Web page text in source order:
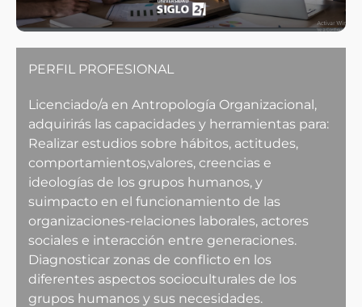
PERFIL PROFESIONAL
Licenciado/a en Antropología Organizacional,
adquirirás las capacidades y herramientas para:
Realizar estudios sobre hábitos, actitudes,
comportamientos,valores, creencias e
ideologías de los grupos humanos, y
suimpacto en el funcionamiento de las
organizaciones-relaciones laborales, actores
sociales e interacción entre generaciones.
Diagnosticar zonas de conflicto en los
diferentes aspectos socioculturales de los
grupos humanos y sus necesidades.